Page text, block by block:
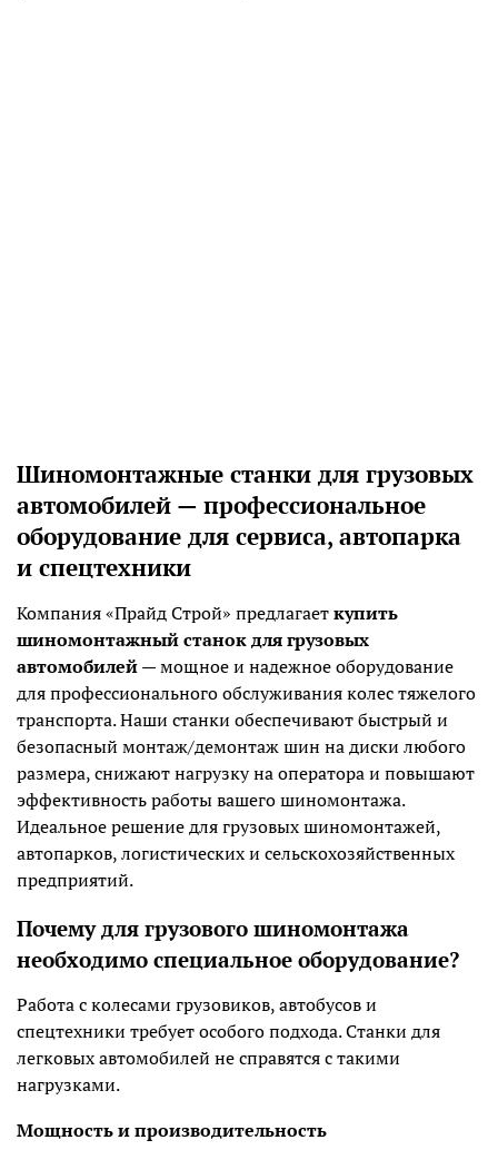
Шиномонтажные станки для грузовых
автомобилей — профессиональное
оборудование для сервиса, автопарка
и спецтехники
Компания «Прайд Строй» предлагаеткупить
шиномонтажный станок для грузовых
автомобилей— мощное и надежное оборудование
для профессионального обслуживания колес тяжелого
транспорта. Наши станки обеспечивают быстрый и
безопасный монтаж/демонтаж шин на диски любого
размера, снижают нагрузку на оператора и повышают
эффективность работы вашего шиномонтажа.
Идеальное решение для грузовых шиномонтажей,
автопарков, логистических и сельскохозяйственных
предприятий.
Почему для грузового шиномонтажа
необходимо специальное оборудование?
Работа с колесами грузовиков, автобусов и
спецтехники требует особого подхода. Станки для
легковых автомобилей не справятся с такими
нагрузками.
Мощность и производительность